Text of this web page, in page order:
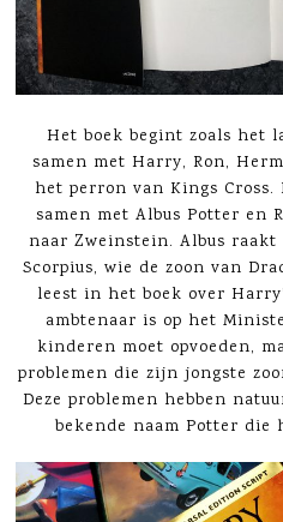
Het boek begint zoals het
samen met Harry, Ron,
het perron van Kings
samen met Albus Potter en
naar Zweinstein. Albus
Scorpius, wie de zoon van
leest in het boek over
ambtenaar is op het
kinderen moet opvoeden,
problemen die zijn jongste
Deze problemen hebben
bekende naam Potter die